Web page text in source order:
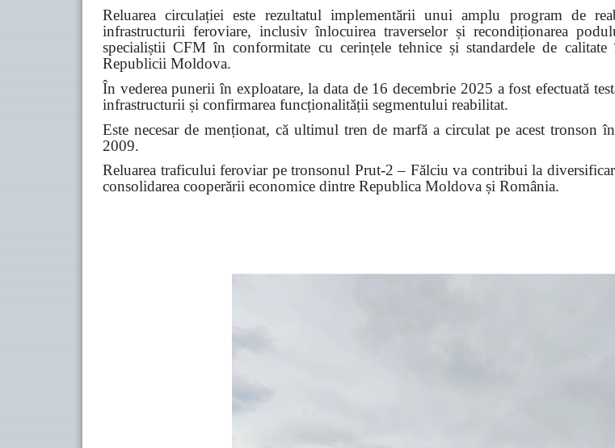
Reluarea circulației este rezultatul implementării unui amplu program de
infrastructurii feroviare, inclusiv înlocuirea traverselor și recondiționarea
specialiștii CFM în conformitate cu cerințele tehnice și standardele de
Republicii Moldova.
În vederea punerii în exploatare, la data de 16 decembrie 2025 a fost efectuată
infrastructurii și confirmarea funcționalității segmentului reabilitat.
Este necesar de menționat, că ultimul tren de marfă a circulat pe acest tronson
2009.
Reluarea traficului feroviar pe tronsonul Prut-2 – Fălciu va contribui la
consolidarea cooperării economice dintre Republica Moldova și România.